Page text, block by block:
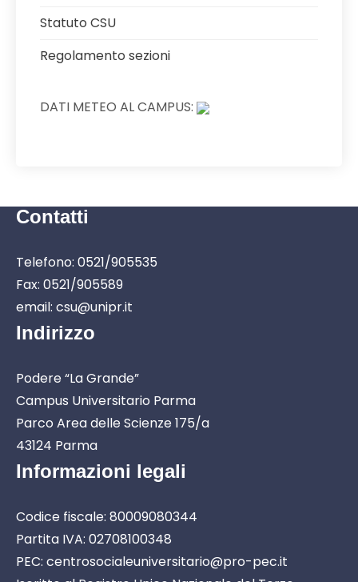
Statuto CSU
Regolamento sezioni
DATI METEO AL CAMPUS:
Contatti
Telefono: 0521/905535
Fax: 0521/905589
email: csu@unipr.it
Indirizzo
Podere “La Grande”
Campus Universitario Parma
Parco Area delle Scienze 175/a
43124 Parma
Informazioni legali
Codice fiscale: 80009080344
Partita IVA: 02708100348
PEC: centrosocialeuniversitario@pro-pec.it